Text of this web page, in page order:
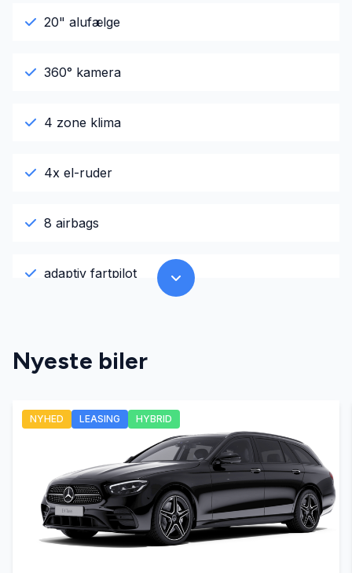
20" alufælge
360° kamera
4 zone klima
4x el-ruder
8 airbags
adaptiv fartpilot
adaptive forlygter
alarm
ambiente belysning
Android Auto
Nyeste biler
NYHED LEASING HYBRID